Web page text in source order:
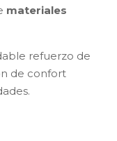
materiales
refuerzo de
de confort